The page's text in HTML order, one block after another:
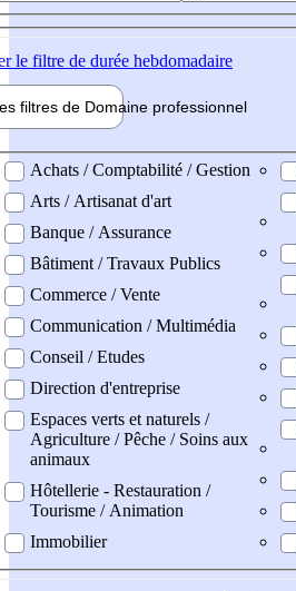
le filtre de durée hebdomadaire
filtres de Domaine professionnel
professionel
Achats / Comptabilité / Gestion
Arts / Artisanat d'art
Banque / Assurance
Bâtiment / Travaux Publics
Commerce / Vente
Communication / Multimédia
Conseil / Etudes
Direction d'entreprise
Espaces verts et naturels /
Agriculture / Pêche / Soins aux
animaux
Hôtellerie - Restauration /
Tourisme / Animation
Immobilier